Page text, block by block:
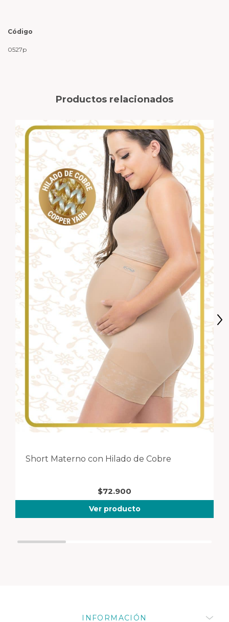
Código
0527p
Productos relacionados
Short Materno con Hilado de Cobre
$72.900
Ver producto
INFORMACIÓN